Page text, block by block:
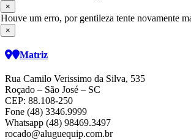
×
Houve um erro, por gentileza tente novamente
×
Matriz
Rua Camilo Verissimo da Silva, 535
Roçado – São José – SC
CEP: 88.108-250
Fone (48) 3346.9999
Whatsapp (48) 98469.3497
rocado@aluguequip.com.br